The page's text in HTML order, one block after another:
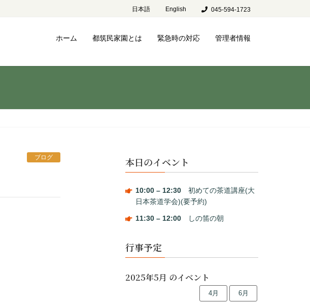
日本語 English 045-594-1723
ホーム 都筑民家園とは 緊急時の対応 管理者情報
ブログ 本日のイベント
10:00 – 12:30初めての茶道講座(大
日本茶道学会)(要予約)
11:30 – 12:00しの笛の朝
行事予定
2025年5月 のイベント
4月 6月